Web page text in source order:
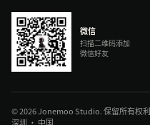
微信
扫描二维码添加
微信好友
© 2026 Jonemoo Studio. 保留所有权利
深圳 · 中国